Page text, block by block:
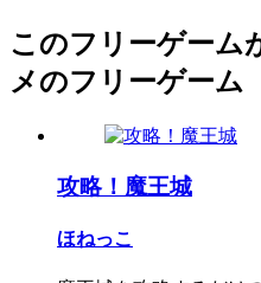
このフリーゲーム
メのフリーゲーム
攻略！魔王城
ほねっこ